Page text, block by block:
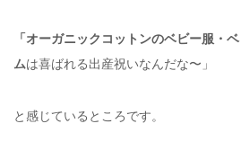
「オーガニックコットンのベビー服・
ムは喜ばれる出産祝いなんだな〜」
と感じているところです。